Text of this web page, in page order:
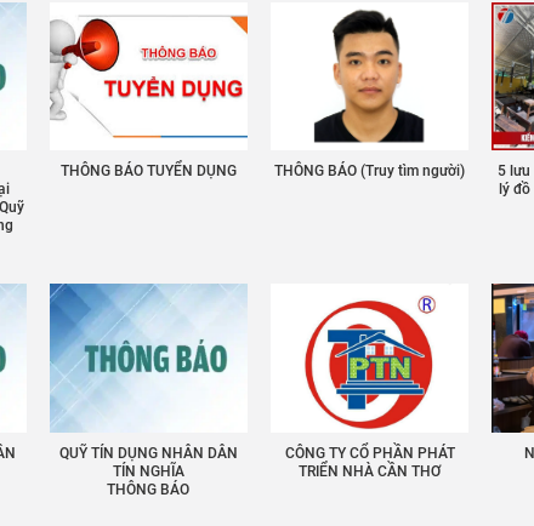
THÔNG BÁO TUYỂN DỤNG THÔNG BÁO (Truy tìm người)
5
lý
QUỸ TÍN DỤNG NHÂN DÂN
TÍN NGHĨA
THÔNG BÁO
CÔNG TY CỔ PHẦN PHÁT
TRIỂN NHÀ CẦN THƠ